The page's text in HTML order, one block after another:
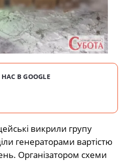
В GOOGLE
викрили групу
генераторами вартістю
Організатором схеми